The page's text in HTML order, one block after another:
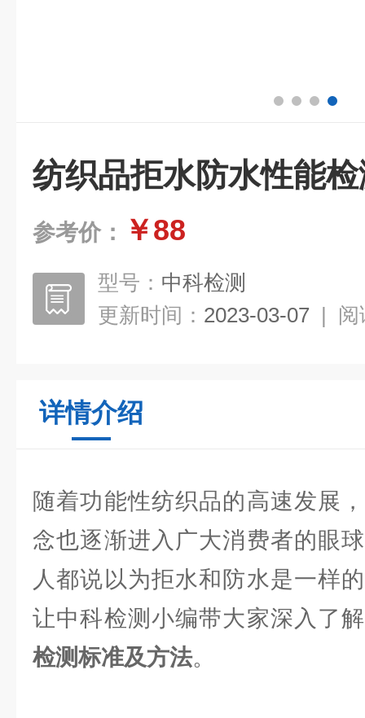
纺织品拒水防水性能
参考价： ￥88
型号： 中科检测
更新时间： 2023-03-07 | 阅
详情介绍
随着功能性纺织品的高速发展
念也逐渐进入广大消费者的眼
人都说以为拒水和防水是一样
让中科检测小编带大家深入了解
检测标准及方法。